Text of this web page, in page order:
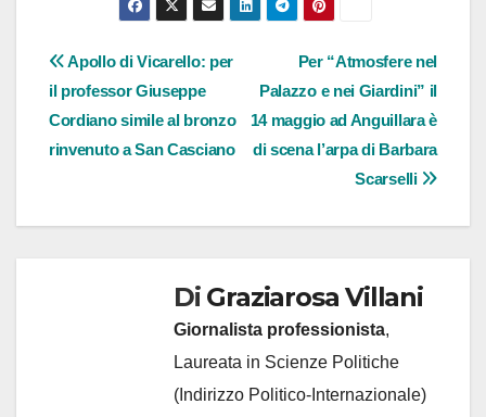
Navigazione
articoli
Per “Atmosfere nel
Palazzo e nei Giardini” il
14 maggio ad Anguillara è
di scena l’arpa di Barbara
Scarselli
Apollo di Vicarello: per
il professor Giuseppe
Cordiano simile al bronzo
rinvenuto a San Casciano
Di Graziarosa Villani
Giornalista professionista,
Laureata in Scienze Politiche
(Indirizzo Politico-Internazionale)